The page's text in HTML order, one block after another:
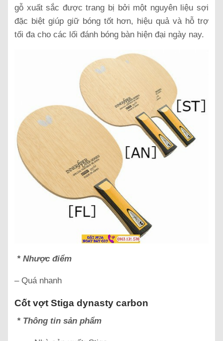
gỗ xuất sắc được trang bị bởi một nguyên liệu sợi
đặc biệt giúp giữ bóng tốt hơn, hiệu quả và hỗ trợ
tối đa cho các lối đánh bóng bàn hiện đại ngày nay.
* Nhược điểm
– Quá nhanh
Cốt vợt Stiga dynasty carbon
* Thông tin sản phẩm